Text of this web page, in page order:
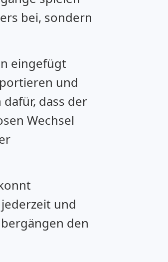
bei, sondern
eingefügt
und
dass der
Wechsel
und
den